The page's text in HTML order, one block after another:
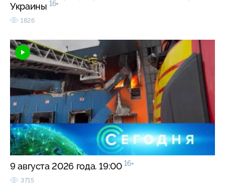
Украины 16+
1826
9 августа 2026 года. 19:00 16+
3715